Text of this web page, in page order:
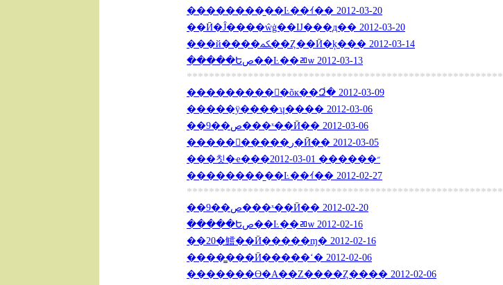
��������̫��Ŀ��ｲ�� 2012-03-20
��Ӣ�Ĵ����ŵġ��Ĳ���д�� 2012-03-20
���й����ﳬ��Ȥ��Ӣ�ķ��� 2012-03-14
�����Եص��Ŀ��ﾫѡ 2012-03-13
*********************************************************
����������õĸ��Զ̾� 2012-03-09
�����ÿ����ʮ���� 2012-03-06
��9��ص���ˣ��Ӣ�� 2012-03-06
����������ر�Ӣ�� 2012-03-05
���칫�ҽ���״������ 2012-03-01
��������̫��Ŀ��ｲ�� 2012-02-27
*********************************************************
��9��ص���ˣ��Ӣ�� 2012-02-20
�����Եص��Ŀ��ﾫѡ 2012-02-16
��20�鱨��Ӣ�����ɱ� 2012-02-16
����̳���Ӣ�����ʻ� 2012-02-06
�������ϴ�A��Z����Ȥ���� 2012-02-06